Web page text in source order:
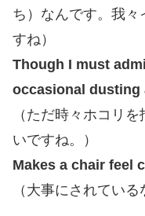
ち）なんです。我
すね）
Though I must
occasional dusting
（ただ時々ホコリ
いですね。）
Makes a chair feel
（大事にされてい